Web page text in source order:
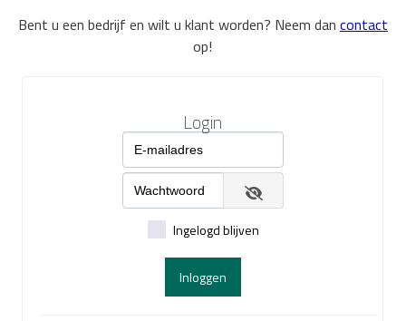
Bent u een bedrijf en wilt u klant worden? Neem dan contact
op!
Login
Ingelogd blijven
Inloggen